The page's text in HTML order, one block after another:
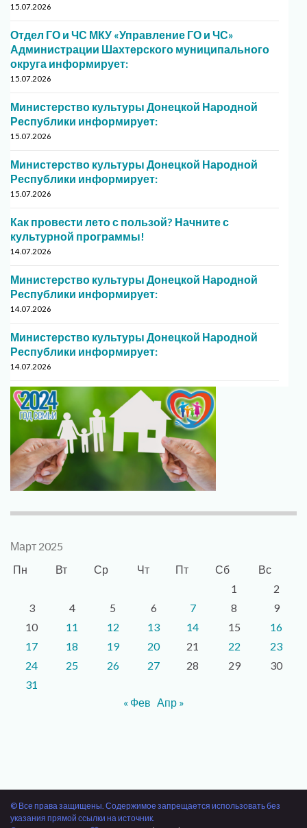
15.07.2026
Отдел ГО и ЧС МКУ «Управление ГО и ЧС»
Администрации Шахтерского муниципального
округа информирует:
15.07.2026
Министерство культуры Донецкой Народной
Республики информирует:
15.07.2026
Министерство культуры Донецкой Народной
Республики информирует:
15.07.2026
Как провести лето с пользой? Начните с
культурной программы!
14.07.2026
Министерство культуры Донецкой Народной
Республики информирует:
14.07.2026
Министерство культуры Донецкой Народной
Республики информирует:
14.07.2026
Март 2025
Пн
Вт Ср Чт Пт Сб
Вс
1
2
3
4 5 6 7 8
9
10
11 12 13 14 15
16
17
18 19 20 21 22
23
24
25 26 27 28 29
30
31
« Фев Апр »
© Все права защищены. Содержимое запрещается использовать без
указания прямой ссылки на источник.